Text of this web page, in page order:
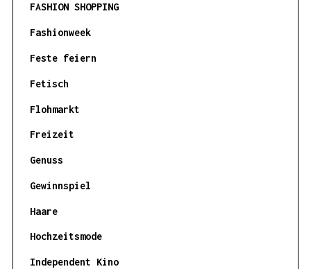
FASHION SHOPPING
Fashionweek
Feste feiern
Fetisch
Flohmarkt
Freizeit
Genuss
Gewinnspiel
Haare
Hochzeitsmode
Independent Kino